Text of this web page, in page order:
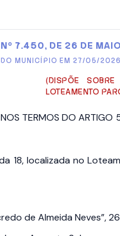
Nº 7.450, DE 26 DE
MUNICÍPIO EM 27/05/
(DISPÕE
LOTEAMENTO
TERMOS DO ARTIGO
18, localizada no
de Almeida Neves”,